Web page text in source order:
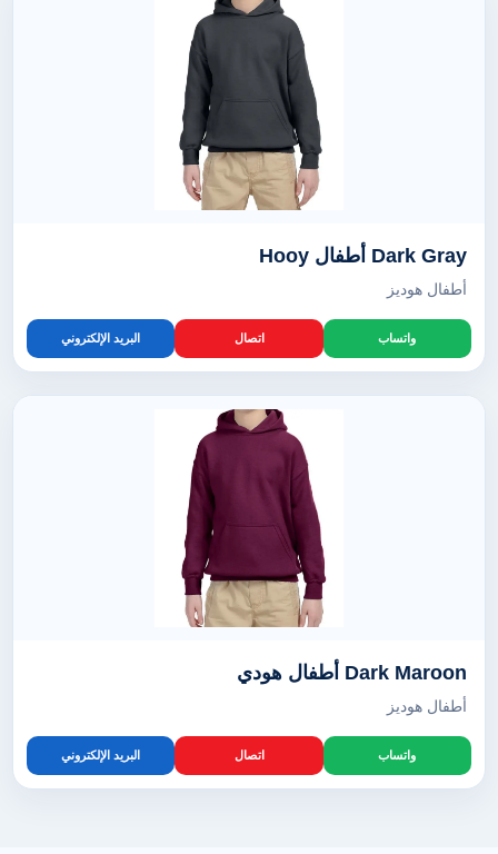
Dark Gray أطفال Hooy
أطفال هوديز
واتساب اتصال البريد الإلكتروني
Dark Maroon أطفال هودي
أطفال هوديز
واتساب اتصال البريد الإلكتروني